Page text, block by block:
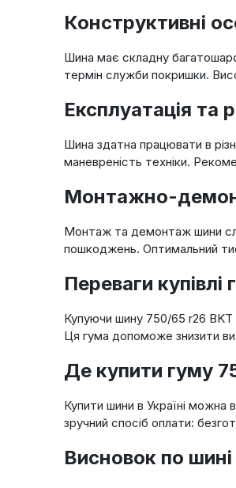
Конструктивні
Шина має складну
термін служби покришки.
Експлуатація та
Шина здатна працювати в
маневреність техніки.
Монтажно-
Монтаж та демонтаж шини
пошкоджень. Оптимальний
Переваги
Купуючи шину 750/65 r26 BKT
Ця гума допоможе знизити
Де купити гуму
Купити шини в Україні
зручний спосіб оплати:
Висновок по